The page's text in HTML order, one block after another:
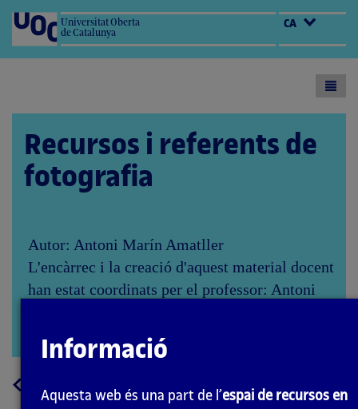
Universitat Oberta
de Catalunya
CA
Recursos i referents de
fotografia
Autor: Antoni Marín Amatller
L'encàrrec i la creació d'aquest material docent
han estat coordinats per el professor: Antoni
PID_00276753
Informació
Aquesta web és una part de l’espai de recursos en